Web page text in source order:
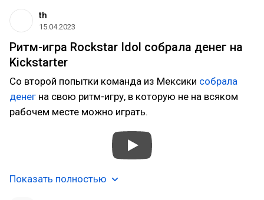
th
15.04.2023
Ритм-игра Rockstar Idol собрала денег на
Kickstarter
Со второй попытки команда из Мексики собрала
денег на свою ритм-игру, в которую не на всяком
рабочем месте можно играть.
Показать полностью